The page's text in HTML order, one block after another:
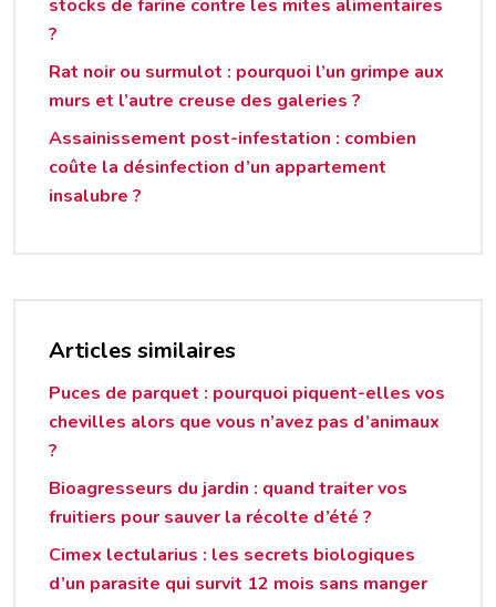
stocks de farine contre les mites alimentaires
?
Rat noir ou surmulot : pourquoi l’un grimpe aux
murs et l’autre creuse des galeries ?
Assainissement post-infestation : combien
coûte la désinfection d’un appartement
insalubre ?
Articles similaires
Puces de parquet : pourquoi piquent-elles vos
chevilles alors que vous n’avez pas d’animaux
?
Bioagresseurs du jardin : quand traiter vos
fruitiers pour sauver la récolte d’été ?
Cimex lectularius : les secrets biologiques
d’un parasite qui survit 12 mois sans manger